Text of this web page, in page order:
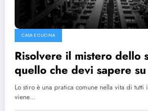
CASA E CUCINA
Risolvere il mistero dello
quello che devi sapere
verso si stira
Lo stiro è una pratica comune nella vita di tutti
viene…